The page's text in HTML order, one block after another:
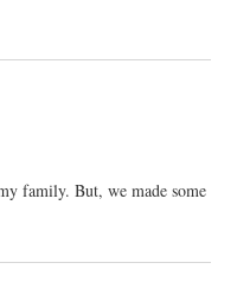
family. But, we made some